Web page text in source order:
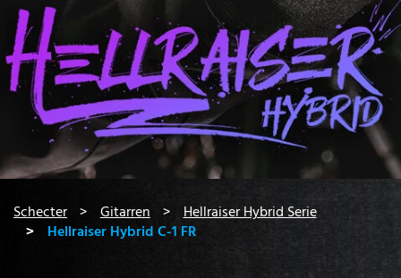
Schecter Gitarren
Hellraiser Hybrid Serie
Hellraiser Hybrid C-1 FR